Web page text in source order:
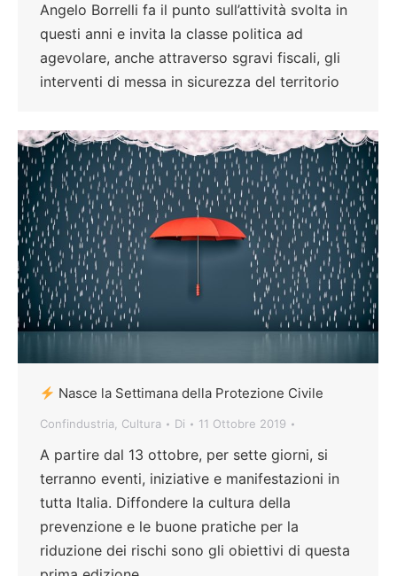
Angelo Borrelli fa il punto sull’attività svolta in
questi anni e invita la classe politica ad
agevolare, anche attraverso sgravi fiscali, gli
interventi di messa in sicurezza del territorio
Nasce la Settimana della Protezione Civile
Confindustria, Cultura Di 11 Ottobre 2019
A partire dal 13 ottobre, per sette giorni, si
terranno eventi, iniziative e manifestazioni in
tutta Italia. Diffondere la cultura della
prevenzione e le buone pratiche per la
riduzione dei rischi sono gli obiettivi di questa